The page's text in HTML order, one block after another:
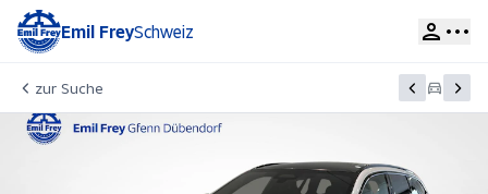
Emil FreySchweiz
zur Suche